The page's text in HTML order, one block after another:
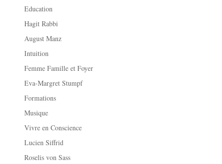
Education
Hagit Rabbi
August Manz
Intuition
Femme Famille et Foyer
Eva-Margret Stumpf
Formations
Musique
Vivre en Conscience
Lucien Siffrid
Roselis von Sass